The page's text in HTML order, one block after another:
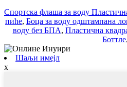
Спортска флаша за воду
пиће, Боца за воду одштампана
воду без БПА, Пластична
Боттле,
Шаљи имејл
x